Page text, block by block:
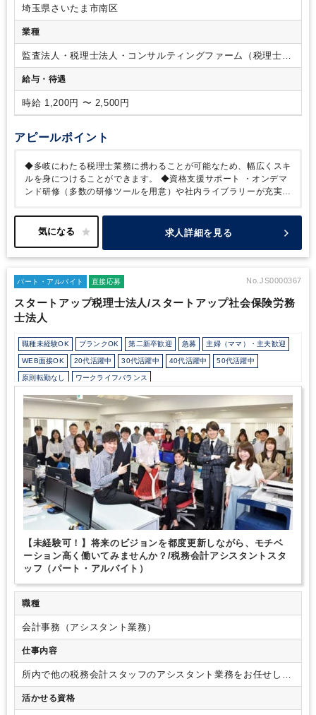
名 / 男性6名、女性11名）
埼玉県さいたま市南区
業種
監査法人・税理士法人・コンサルティングファーム（税理士法
人）
給与・待遇
時給 1,200円 〜 2,500円
アピールポイント
◆多岐にわたる税理士業務に携わることが可能なため、幅広くスキ
ルを身につけることができます。
◆資格支援サポート
・オンデマ
ンド研修（多数の研修ツールを用意）や社内ライブラリーが充実。
ています。・税理士試験前の休みも取りやすく、勉強と仕事の両
立が可能な環境が整っています。
・税務の習熟度が分かる社外テ
養範囲内での勤務や、学校行事や介護等による突発的な勤務日・勤
社内イベントがあります。・健康優良企業(銀の認定)を取得して
おり、会社全体で社員の健康づくりに取り組み、会社の目標として
求人詳細を見る
パート・アルバイト 直接応募 No.JS0000367
スタートアップ税理士法人/スタートアップ社会保険労務
士法人
職種未経験OK ブランクOK 第二新卒歓迎 急募 主婦（ママ）・主夫歓迎
WEB面接OK 20代活躍中 30代活躍中 40代活躍中 50代活躍中
原則転勤なし ワークライフバランス
会計士/税理士試験受験生歓迎（仕事をしながら勉強できます） 週数日OK
週数日OK（曜日固定） 週数日OK（出勤日数相談可能） 週3日からOK
週4日勤務 週5日勤務 時短勤務の相談OK 勤務開始時間の相談OK
勤務終了時間の相談OK 朝遅め 10時以降出社OK 定時早め
16時以前退社OK 時短OK 1日7時間未満勤務OK 9時30分出社OK
残業なし 扶養控除内 駅から徒歩5分以内 オフィスカジュアルOK
研修・資格取得支援 教育環境が充実 土日祝休み
EXCELのスキルが活かせる 英語力不要 弥生会計 freee
【未経験可！】将来のビジョンを都度更新しながら、モチベ
ーション高く働いてみませんか？/税務会計アシスタントスタ
ッフ（パート・アルバイト）
職種
会計事務（アシスタント業務）
仕事内容
所内で他の税務会計スタッフのアシスタント業務をお任せしま
す。【具体的には】基本となるのが仕訳・入力等の会計デー
タ入力です。
活かせる資格